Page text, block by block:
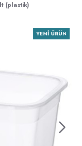
(plastik)
YENI ÜRÜN